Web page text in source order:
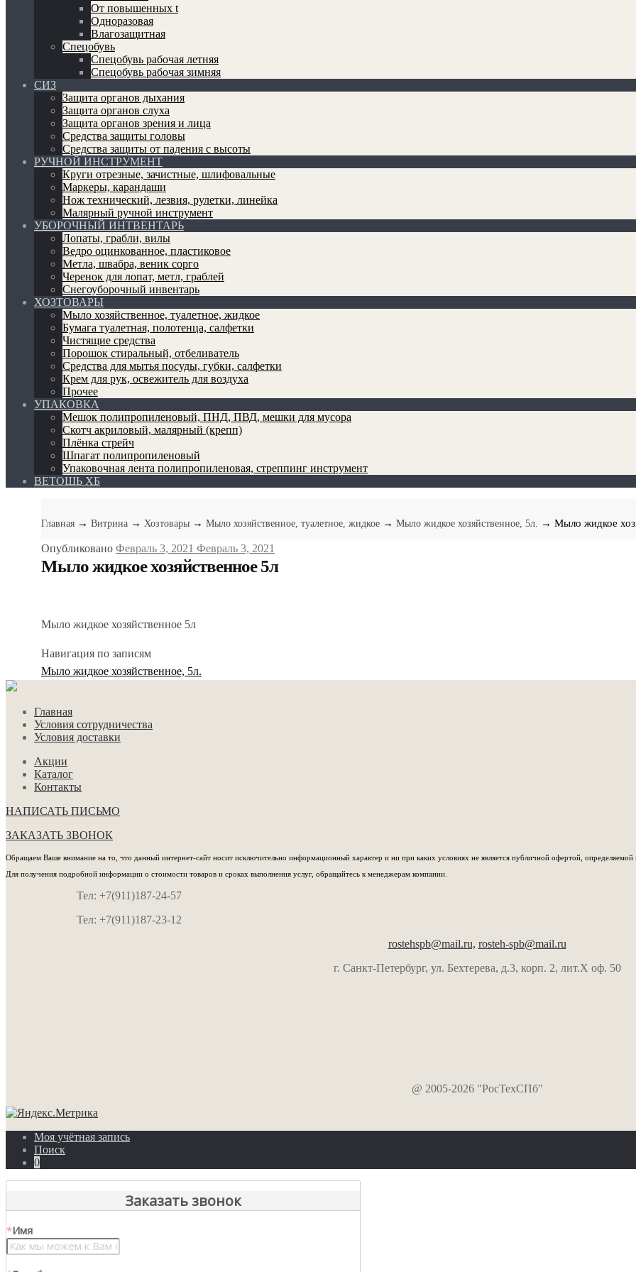
От повышенных t
Одноразовая
Влагозащитная
Спецобувь
Спецобувь рабочая летняя
Спецобувь рабочая зимняя
СИЗ
Защита органов дыхания
Защита органов слуха
Защита органов зрения и лица
Средства защиты головы
Средства защиты от падения с высоты
РУЧНОЙ ИНСТРУМЕНТ
Круги отрезные, зачистные, шлифовальные
Маркеры, карандаши
Нож технический, лезвия, рулетки, линейка
Малярный ручной инструмент
УБОРОЧНЫЙ ИНТВЕНТАРЬ
Лопаты, грабли, вилы
Ведро оцинкованное, пластиковое
Метла, швабра, веник сорго
Черенок для лопат, метл, граблей
Снегоуборочный инвентарь
ХОЗТОВАРЫ
Мыло хозяйственное, туалетное, жидкое
Бумага туалетная, полотенца, салфетки
Чистящие средства
Порошок стиральный, отбеливатель
Средства для мытья посуды, губки, салфетки
Крем для рук, освежитель для воздуха
Прочее
УПАКОВКА
Мешок полипропиленовый, ПНД, ПВД, мешки для мусора
Скотч акриловый, малярный (крепп)
Плёнка стрейч
Шпагат полипропиленовый
Упаковочная лента полипропиленовая, стреппинг инструмент
ВЕТОШЬ ХБ
Главная → Витрина → Хозтовары → Мыло хозяйственное, туалетное, жидкое → Мыло жидкое хозяйственное, 5л. → Мыло жидкое
Опубликовано Февраль 3, 2021 Февраль 3, 2021
Мыло жидкое хозяйственное 5л
Мыло жидкое хозяйственное 5л
Навигация по записям
Мыло жидкое хозяйственное, 5л.
Главная
Условия сотрудничества
Условия доставки
Акции
Каталог
Контакты
НАПИСАТЬ ПИСЬМО
ЗАКАЗАТЬ ЗВОНОК
Обращаем Ваше внимание на то, что данный интернет-сайт носит исключительно информационный характер и ни при каких условиях не является публичной офертой,
Для получения подробной информации о стоимости товаров и сроках выполнения услуг, обращайтесь к менеджерам компании.
Тел: +7(911)187-24-57
Тел: +7(911)187-23-12
rostehspb@mail.ru, rosteh-spb@mail.ru
г. Санкт-Петербург, ул. Бехтерева, д.3, корп. 2, лит.Х оф. 50
@ 2005-2026 "РосТехСПб"
Моя учётная запись
Поиск
0
Заказать звонок
*Имя